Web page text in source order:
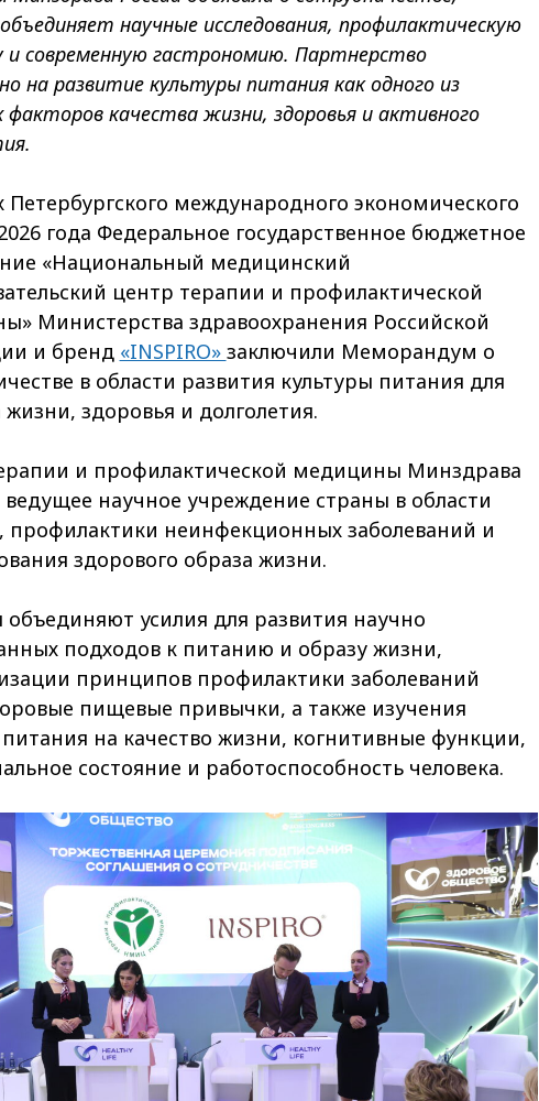
научные исследования, профилактическую
и современную гастрономию. Партнерство
на развитие культуры питания как одного из
факторов качества жизни, здоровья и активного
Петербургского международного экономического
года Федеральное государственное бюджетное
«Национальный медицинский
центр терапии и профилактической
Министерства здравоохранения Российской
и бренд «INSPIRO» заключили Меморандум о
в области развития культуры питания для
жизни, здоровья и долголетия.
и профилактической медицины Минздрава
ведущее научное учреждение страны в области
профилактики неинфекционных заболеваний и
здорового образа жизни.
усилия для развития научно
подходов к питанию и образу жизни,
принципов профилактики заболеваний
пищевые привычки, а также изучения
на качество жизни, когнитивные функции,
состояние и работоспособность человека.